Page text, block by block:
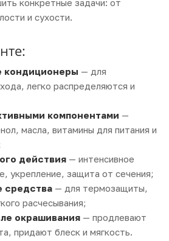
конкретные задачи: от
и сухости.
кондиционеры — для
легко распределяются и
компонентами —
масла, витамины для питания и
действия — интенсивное
укрепление, защита от сечения;
средства — для термозащиты,
расчесывания;
окрашивания — продлевают
придают блеск и мягкость.